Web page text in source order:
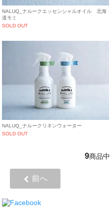
NALUQ_ナルークエッセンシャルオイル 北海
道モミ
SOLD OUT
NALUQ_ナルークリネンウォーター
SOLD OUT
9商品中
前へ